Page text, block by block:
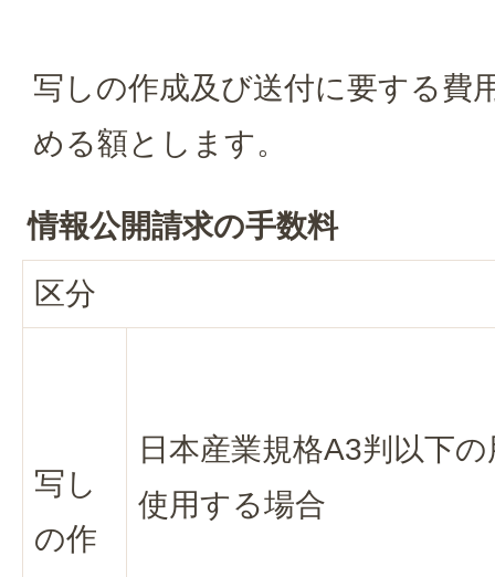
写しの作成及び送付に要する費
める額とします。
情報公開請求の手数料
区分
写し
の作
日本産業規格A3判以下
使用する場合